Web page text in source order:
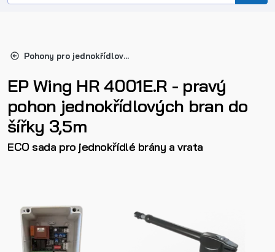
Pohony pro jednokřídlové brány
EP Wing HR 4001E.R - pravý
pohon jednokřídlových bran do
šířky 3,5m
ECO sada pro jednokřídlé brány a vrata